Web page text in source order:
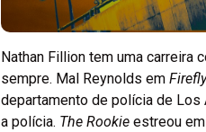
Nathan Fillion tem uma carreira
sempre. Mal Reynolds em Firefly
departamento de polícia de Los
a polícia. The Rookie estreou